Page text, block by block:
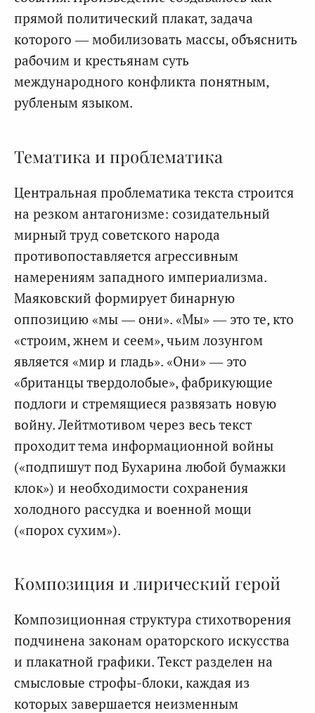
прямой политический плакат, задача
которого — мобилизовать массы, объяснить
рабочим и крестьянам суть
международного конфликта понятным,
рубленым языком.
Тематика и проблематика
Центральная проблематика текста строится
на резком антагонизме: созидательный
мирный труд советского народа
противопоставляется агрессивным
намерениям западного империализма.
Маяковский формирует бинарную
оппозицию «мы — они». «Мы» — это те, кто
«строим, жнем и сеем», чьим лозунгом
является «мир и гладь». «Они» — это
«британцы твердолобые», фабрикующие
подлоги и стремящиеся развязать новую
войну. Лейтмотивом через весь текст
проходит тема информационной войны
(«подпишут под Бухарина любой бумажки
клок») и необходимости сохранения
холодного рассудка и военной мощи
(«порох сухим»).
Композиция и лирический герой
Композиционная структура стихотворения
подчинена законам ораторского искусства
и плакатной графики. Текст разделен на
смысловые строфы-блоки, каждая из
которых завершается неизменным